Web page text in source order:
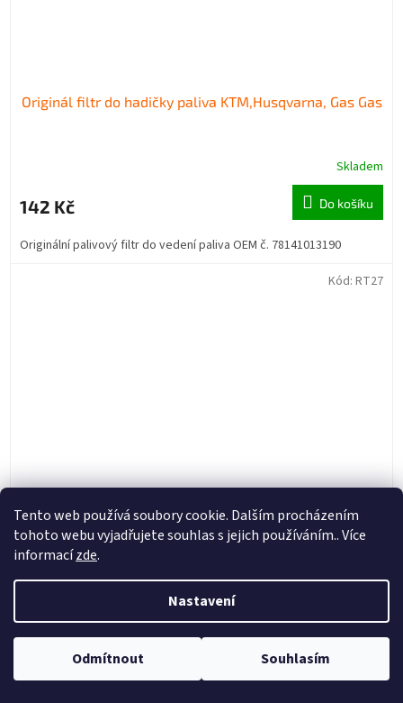
Tento web používá soubory cookie. Dalším procházením
tohoto webu vyjadřujete souhlas s jejich používáním.. Více
informacízde.
Nastavení
Odmítnout Souhlasím
Originál filtr do hadičky paliva KTM,Husqvarna, Gas Gas
Skladem
142 Kč Do košíku
Originální palivový filtr do vedení paliva OEM č. 78141013190
TUBLISS náhradní páska 27mm zadní 18" a 19",
NUETECH - USA
Do košíku
Kód: RT27